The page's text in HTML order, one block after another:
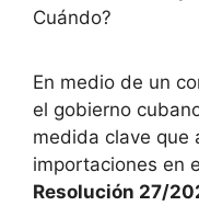
Cuándo?
En medio de un
el gobierno
medida clave que
importaciones en
Resolución 27/